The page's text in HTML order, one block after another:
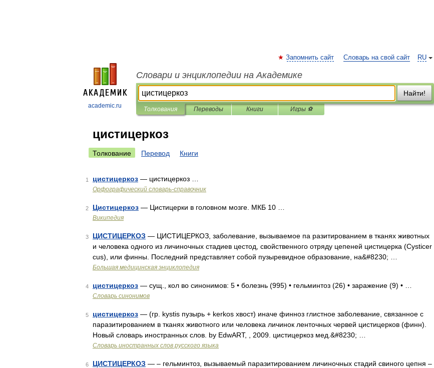
academic.ru
RU
Запомнить сайт Словарь на свой сайт
Словари и энциклопедии на Академике
Найти!
Толкования Переводы Книги Игры ⚽
цистицеркоз
Толкование Перевод Книги
1 цистицеркоз — цистицеркоз …
Орфографический словарь-справочник
2 Цистицеркоз — Цистицерки в головном мозге. МКБ 10 …
Википедия
3 ЦИСТИЦЕРКОЗ — ЦИСТИЦЕРКОЗ, заболевание, вызываемое па разитированием в тканях животных
и человека одного из личиночных стадиев цестод, свойственного отряду цепеней цистицерка (Cysticer
cus), или финны. Последний представляет собой пузыревидное образование, на&#8230; …
Большая медицинская энциклопедия
4 цистицеркоз — сущ., кол во синонимов: 5 • болезнь (995) • гельминтоз (26) • заражение (9) • …
Словарь синонимов
5 цистицеркоз — (гр. kystis пузырь + kerkos хвост) иначе финноз глистное заболевание, связанное с
паразитированием в тканях животного или человека личинок ленточных червей цистицерков (финн).
Новый словарь иностранных слов. by EdwART, , 2009. цистицеркоз мед.&#8230; …
Словарь иностранных слов русского языка
6 ЦИСТИЦЕРКОЗ — – гельминтоз, вызываемый паразитированием личиночных стадий свиного цепня –